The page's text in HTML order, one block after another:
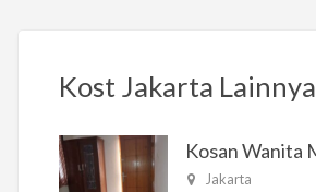
Kost Jakarta Lainnya
Jakarta